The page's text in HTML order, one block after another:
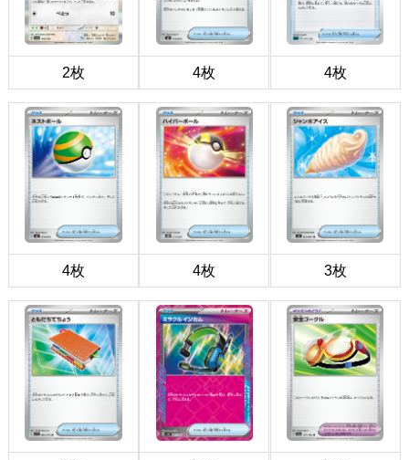
2枚 4枚 4枚
4枚 4枚 3枚